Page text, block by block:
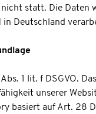
statt. Die Daten
in Deutschland
1 lit. f DSGVO.
unserer
basiert auf Art. 28